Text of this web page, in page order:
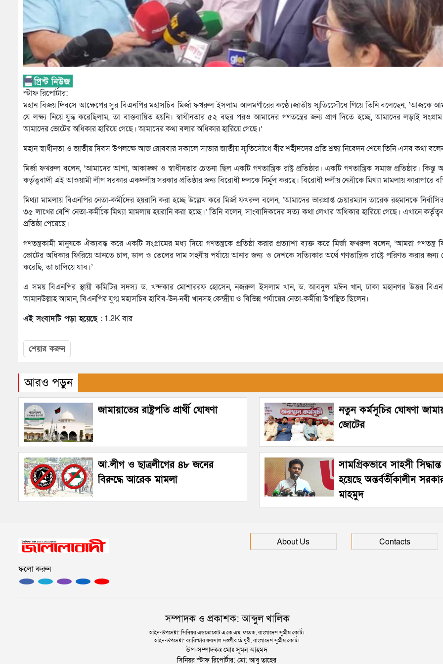
স্টাফ রিপোর্টার:
মহান বিজয় দিবসে আক্ষেপের সুর বিএনপির মহাসচিব মির্জা ফখরুল ইসলাম আলমগীরের কণ্ঠে।জাতীয় স্মৃতিসেৌধে গিয়ে তিনি বলেছেন, ‘আজকে
যে লক্ষ্য নিয়ে যুদ্ধ করেছিলাম, তা বাস্তবায়িত হয়নি। স্বাধীনতার ৫২ বছর পরও আমাদের গণতন্ত্রের জন্য প্রাণ দিতে হচ্ছে, আমাদের লড়াই
আমাদের ভোটের অধিকার হারিয়ে গেছে। আমাদের কথা বলার অধিকার হারিয়ে গেছে।’
মহান স্বাধীনতা ও জাতীয় দিবস উপলক্ষে আজ রোববার সকালে সাভার জাতীয় স্মৃতিসৌধে বীর শহীদদের প্রতি শ্রদ্ধা নিবেদন শেষে তিনি এসব কথা
মির্জা ফখরুল বলেন, ‘আমাদের আশা, আকাঙ্ক্ষা ও স্বাধীনতার চেতনা ছিল একটি গণতান্ত্রিক রাষ্ট্র প্রতিষ্ঠার। একটি গণতান্ত্রিক সমাজ প্রতিষ্ঠার। কিন্তু
কর্তৃত্ববাদী এই আওয়ামী লীগ সরকার একদলীয় সরকার প্রতিষ্ঠার জন্য বিরোধী দলকে নির্মূল করছে। বিরোধী দলীয় নেত্রীকে মিথ্যা মামলায় কারাগারে
মিথ্যা মামলায় বিএনপির নেতা-কর্মীদের হয়রানি করা হচ্ছে উল্লেখ করে মির্জা ফখরুল বলেন, ‘আমাদের ভারপ্রাপ্ত চেয়ারম্যান তারেক রহমানকে
৩৫ লাখের বেশি নেতা-কর্মীকে মিথ্যা মামলায় হয়রানি করা হচ্ছে।’ তিনি বলেন, সাংবাদিকদের সত্য কথা লেখার অধিকার হারিয়ে গেছে। এখানে
প্রতিষ্ঠা পেয়েছে।
গণতন্ত্রকামী মানুষকে ঐক্যবদ্ধ করে একটি সংগ্রামের মধ্য দিয়ে গণতন্ত্রকে প্রতিষ্ঠা করার প্রত্যাশা ব্যক্ত করে মির্জা ফখরুল বলেন, ‘আমরা গণতন্ত্র
ভোটের অধিকার ফিরিয়ে আনতে চাল, ডাল ও তেলের দাম সহনীয় পর্যায়ে আনার জন্য ও দেশকে সত্যিকার অর্থে গণতান্ত্রিক রাষ্ট্রে পরিণত করার জন্য
করেছি, তা চালিয়ে যাব।’
এ সময় বিএনপির স্থায়ী কমিটির সদস্য ড. খন্দকার মোশাররফ হোসেন, নজরুল ইসলাম খান, ড. আবদুল মঈন খান, ঢাকা মহানগর উত্তর
আমানউল্লাহ আমান, বিএনপির যুগ্ম মহাসচিব হাবিব-উন-নবী খানসহ কেন্দ্রীয় ও বিভিন্ন পর্যায়ের নেতা-কর্মীরা উপস্থিত ছিলেন।
এই সংবাদটি পড়া হয়েছে : 1.2K বার
শেয়ার করুন
আরও পড়ুন
জামায়াতের রাষ্ট্রপতি প্রার্থী ঘোষণা
নতুন কর্মসূচির ঘোষণা
জোটের
আ.লীগ ও ছাত্রলীগের ৪৮ জনের
বিরুদ্ধে আরেক মামলা
সামগ্রিকভাবে সাহসী
হয়েছে অন্তর্বর্তীকালীন
মাহমুদ
ফলো করুন
About Us Contacts
সম্পাদক ও প্রকাশক: আব্দুল খালিক
আইন-উপদেষ্টা: সিনিয়র এডভোকেট এ.কে.এম. ফয়েজ, বাংলাদেশ সুপ্রীম কোর্ট।
আইন-উপদেষ্টা: ব্যারিস্টার ফয়সাল দস্তগীর চৌধুরী, বাংলাদেশ সুপ্রীম কোর্ট।
উপ-সম্পাদকঃ মোঃ সুমন আহমদ
সিনিয়র স্টাফ রিপোর্টার: মো: আবু তাহের